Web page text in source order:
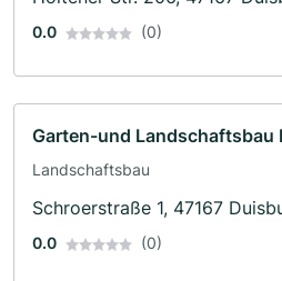
0.0 (0)
Garten-und Landschaftsbau
Landschaftsbau
Schroerstraße 1, 47167
0.0 (0)